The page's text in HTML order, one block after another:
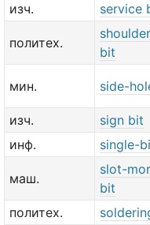
изч. service
политех.
bit
мин. side-
изч.
sign bit
инф.
single-
маш.
slot-
bit
политех.